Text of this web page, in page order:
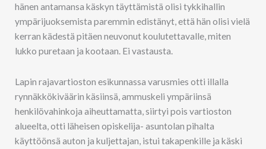
hänen antamansa käskyn täyttämistä olisi tykkihallin
ympärijuoksemista paremmin edistänyt, että hän olisi vielä
kerran kädestä pitäen neuvonut koulutettavalle, miten
lukko puretaan ja kootaan. Ei vastausta.
Lapin rajavartioston esikunnassa varusmies otti illalla
rynnäkkökiväärin käsiinsä, ammuskeli ympäriinsä
henkilövahinkoja aiheuttamatta, siirtyi pois vartioston
alueelta, otti läheisen opiskelija- asuntolan pihalta
käyttöönsä auton ja kuljettajan, istui takapenkille ja käski